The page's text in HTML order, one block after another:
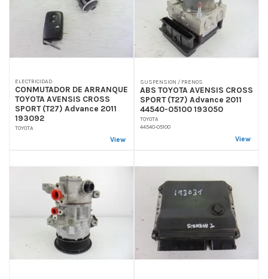
ELECTRICIDAD
CONMUTADOR DE ARRANQUE
TOYOTA AVENSIS CROSS
SPORT (T27) Advance 2011
193092
TOYOTA
View
SUSPENSION / FRENOS
ABS TOYOTA AVENSIS CROSS
SPORT (T27) Advance 2011
44540-05100 193050
TOYOTA
44540-05100
View